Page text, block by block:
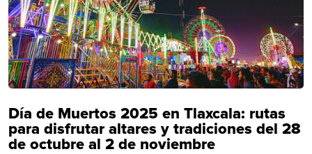
Día de Muertos 2025 en Tlaxcala: rutas
para disfrutar altares y tradiciones del 28
de octubre al 2 de noviembre